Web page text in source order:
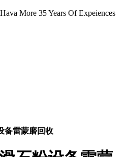
More 35 Years Of Expeiences
备雷蒙磨回收